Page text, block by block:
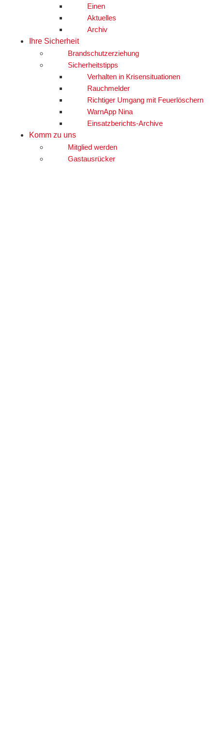
Einen
Aktuelles
Archiv
Ihre Sicherheit
Brandschutzerziehung
Sicherheitstipps
Verhalten in Krisensituationen
Rauchmelder
Richtiger Umgang mit Feuerlöschern
WarnApp Nina
Einsatzberichts-Archive
Komm zu uns
Mitglied werden
Gastausrücker